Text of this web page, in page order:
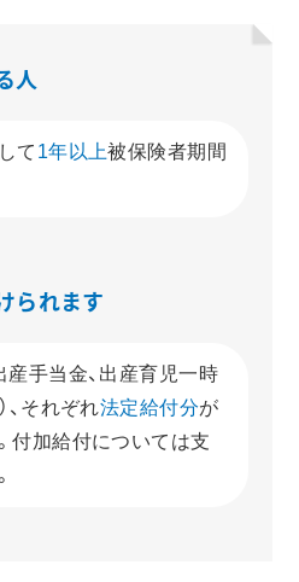
人
て 1年以上被保険者期間
られます
産手当金、出産育児一時
、それぞれ法定給付分が
付加給付については支